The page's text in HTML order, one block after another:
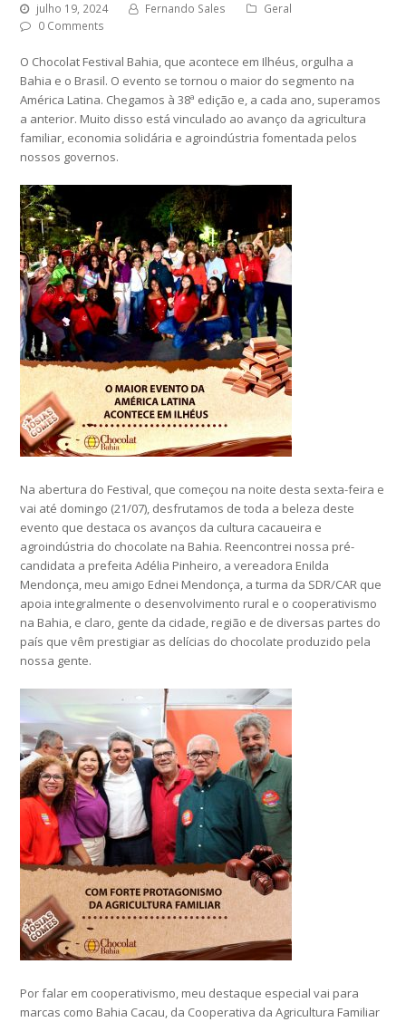
julho 19, 2024 Fernando Sales
Geral
0 Comments
O Chocolat Festival Bahia, que acontece em Ilhéus, orgulha a
Bahia e o Brasil. O evento se tornou o maior do segmento na
América Latina. Chegamos à 38ª edição e, a cada ano, superamos
a anterior. Muito disso está vinculado ao avanço da agricultura
familiar, economia solidária e agroindústria fomentada pelos
nossos governos.
Na abertura do Festival, que começou na noite desta sexta-feira e
vai até domingo (21/07), desfrutamos de toda a beleza deste
evento que destaca os avanços da cultura cacaueira e
agroindústria do chocolate na Bahia. Reencontrei nossa pré-
candidata a prefeita Adélia Pinheiro, a vereadora Enilda
Mendonça, meu amigo Ednei Mendonça, a turma da SDR/CAR que
apoia integralmente o desenvolvimento rural e o cooperativismo
na Bahia, e claro, gente da cidade, região e de diversas partes do
país que vêm prestigiar as delícias do chocolate produzido pela
nossa gente.
Por falar em cooperativismo, meu destaque especial vai para
marcas como Bahia Cacau, da Cooperativa da Agricultura Familiar